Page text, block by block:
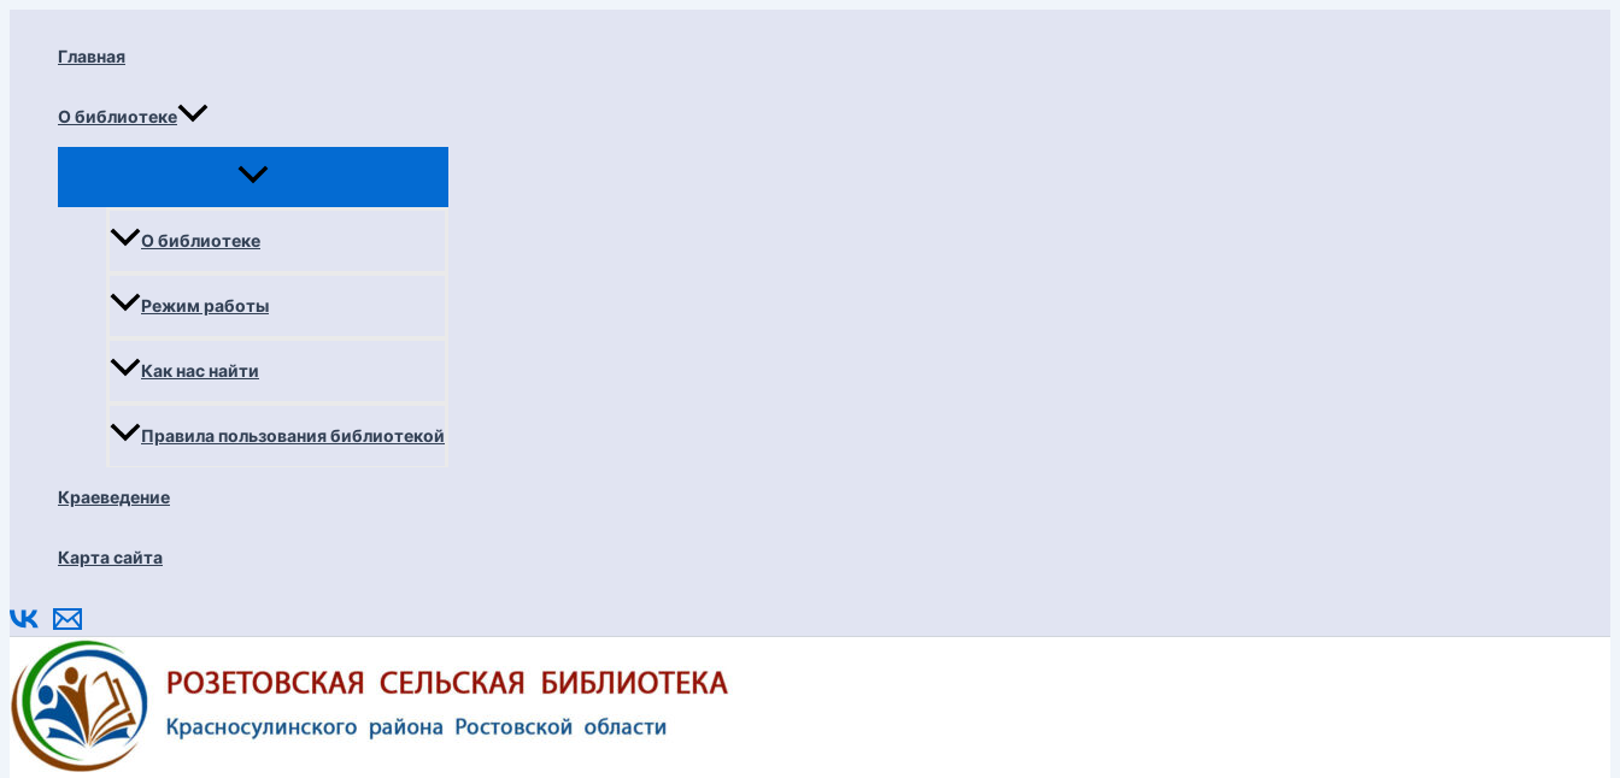
Главная
О библиотеке
О библиотеке
Режим работы
Как нас найти
Правила пользования библиотекой
Краеведение
Карта сайта